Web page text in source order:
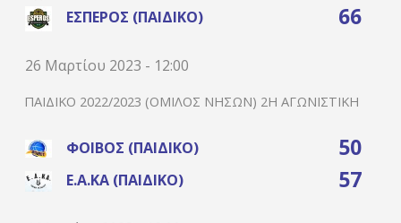
ΈΣΠΕΡΟΣ (ΠΑΙΔΙΚΌ) 66
26 Μαρτίου 2023 - 12:00
ΠΑΙΔΙΚΌ 2022/2023 (ΌΜΙΛΟΣ ΝΉΣΩΝ) 2Η ΑΓΩΝΙΣΤΙΚΉ
ΦΟΊΒΟΣ (ΠΑΙΔΙΚΌ) 50
Ε.Α.ΚΑ (ΠΑΙΔΙΚΌ) 57